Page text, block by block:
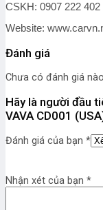
CSKH: 0907 222
Website:
Đánh giá
Chưa có đánh giá
Hãy là người đầu
VAVA CD001
Đánh giá của bạn *
Nhận xét của bạn *